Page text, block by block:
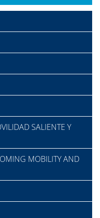
SALIENTE Y
MOBILITY AND